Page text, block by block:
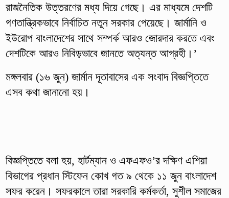
রাজনৈতিক উত্তরণের মধ্য দিয়ে গেছে। এর মাধ্যমে দেশটি
গণতান্ত্রিকভাবে নির্বাচিত নতুন সরকার পেয়েছে। জার্মানি ও
ইউরোপ বাংলাদেশের সাথে সম্পর্ক আরও জোরদার করতে এবং
দেশটিকে আরও নিবিড়ভাবে জানতে অত্যন্ত আগ্রহী।’
মঙ্গলবার (১৬ জুন) জার্মান দূতাবাসের এক সংবাদ বিজ্ঞপ্তিতে
এসব কথা জানানো হয়।
বিজ্ঞপ্তিতে বলা হয়, হার্টম্যান ও এফএফও’র দক্ষিণ এশিয়া
বিভাগের প্রধান স্টিফেন কোখ গত ৯ থেকে ১১ জুন বাংলাদেশ
সফর করেন। সফরকালে তারা সরকারি কর্মকর্তা, সুশীল সমাজের